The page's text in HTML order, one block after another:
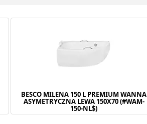
BESCO MILENA 150 L PREMIUM WANNA
ASYMETRYCZNA LEWA 150X70 (#WAM-
150-NL$)